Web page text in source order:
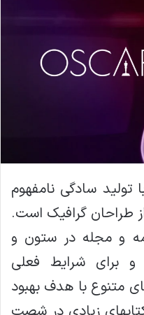
سادگی نامفهوم
طراحان گرافیک است.
و مجله در ستون و
برای شرایط فعلی
متنوع با هدف بهبود